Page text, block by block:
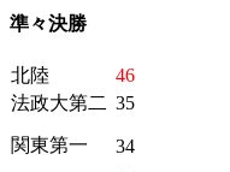
準々決勝
北陸 46
法政大第二 35
関東第一 34